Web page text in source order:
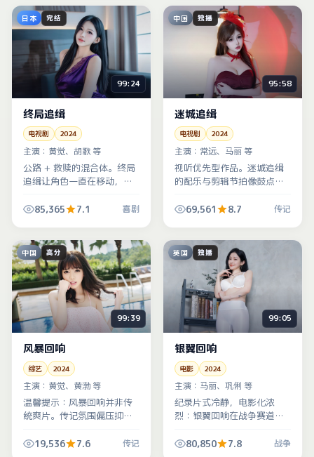
日本 完结
99:24
终局追缉
电视剧 2024
主演： 黄觉、胡歌 等
公路 + 救赎的混合体。终局
追缉让角色一直在移动，日
体——像跟着他们一起赶路
85,365 7.1 喜剧
中国 独播
95:58
迷城追缉
电视剧 2024
主演： 常远、马丽 等
视听优先型作品。迷城追缉
的配乐与剪辑节拍像鼓点，
砌；中国大陆制作水准在
69,561 8.7 传记
中国 高分
99:39
风暴回响
综艺 2024
主演： 黄觉、黄渤 等
温馨提示：风暴回响并非传
统爽片。传记氛围偏压抑，
对白整个逻辑链会断——耐
19,536 7.6 传记
英国 独播
99:05
银翼回响
电影 2024
主演： 马丽、巩俐 等
纪录片式冷静，电影化浓
烈：银翼回响在战争赛道里
线，镜头语言比台词更吵，
80,850 7.8 战争